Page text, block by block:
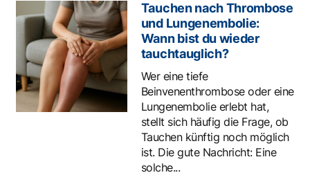
Tauchen nach Thrombose
und Lungenembolie:
Wann bist du wieder
tauchtauglich?
Wer eine tiefe
Beinvenenthrombose oder eine
Lungenembolie erlebt hat,
stellt sich häufig die Frage, ob
Tauchen künftig noch möglich
ist. Die gute Nachricht: Eine
solche...